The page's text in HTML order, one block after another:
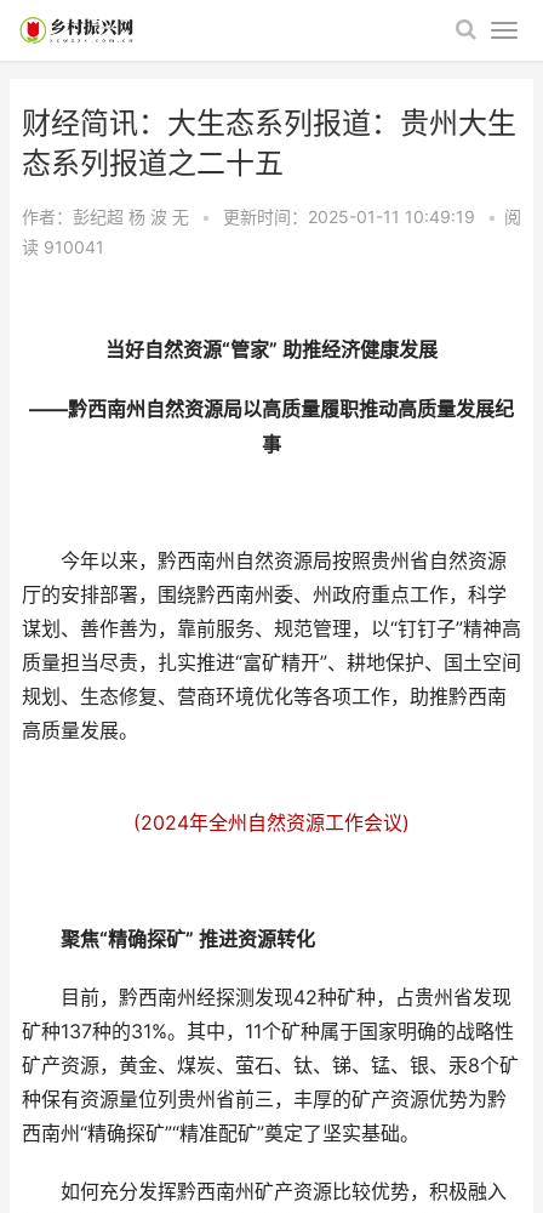
财经简讯：大生态系列报道：贵州大生
态系列报道之二十五​​​​​​​​​​​​​​​​​​​​​​​​​​​​​​​​​​​
作者：彭纪超 杨 波 无 • 更新时间：2025-01-11 10:49:19 • 阅
读 910041
当好自然资源“管家” 助推经济健康发展
——黔西南州自然资源局以高质量履职推动高质量发展纪
事
今年以来，黔西南州自然资源局按照贵州省自然资源
厅的安排部署，围绕黔西南州委、州政府重点工作，科学
谋划、善作善为，靠前服务、规范管理，以“钉钉子”精神高
质量担当尽责，扎实推进“富矿精开”、耕地保护、国土空间
规划、生态修复、营商环境优化等各项工作，助推黔西南
高质量发展。
(2024年全州自然资源工作会议)
聚焦“精确探矿” 推进资源转化
目前，黔西南州经探测发现42种矿种，占贵州省发现
矿种137种的31%。其中，11个矿种属于国家明确的战略性
矿产资源，黄金、煤炭、萤石、钛、锑、锰、银、汞8个矿
种保有资源量位列贵州省前三，丰厚的矿产资源优势为黔
西南州“精确探矿”“精准配矿”奠定了坚实基础。
如何充分发挥黔西南州矿产资源比较优势，积极融入